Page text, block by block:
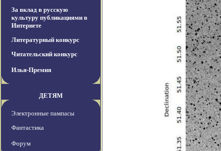
За вклад в русскую
культуру публикациями в
Интернете
Литературный конкурс
Читательский конкурс
Илья-Премия
ДЕТЯМ
Электронные пампасы
Фантастика
Форум